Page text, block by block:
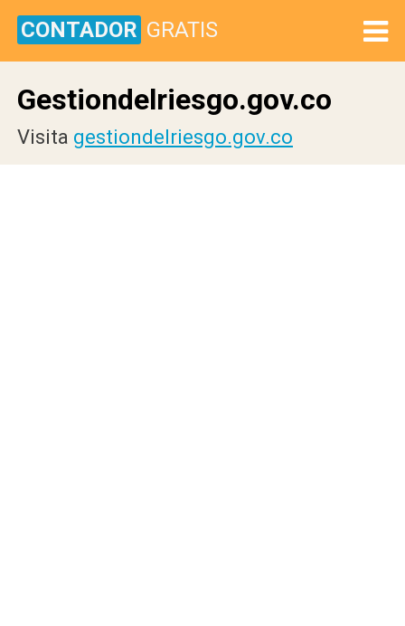
CONTADOR GRATIS
Gestiondelriesgo.gov.co
Visita gestiondelriesgo.gov.co